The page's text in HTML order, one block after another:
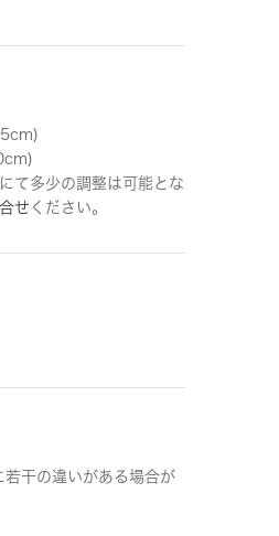
て多少の調整は可能とな
せ ください。
干の違いがある場合が